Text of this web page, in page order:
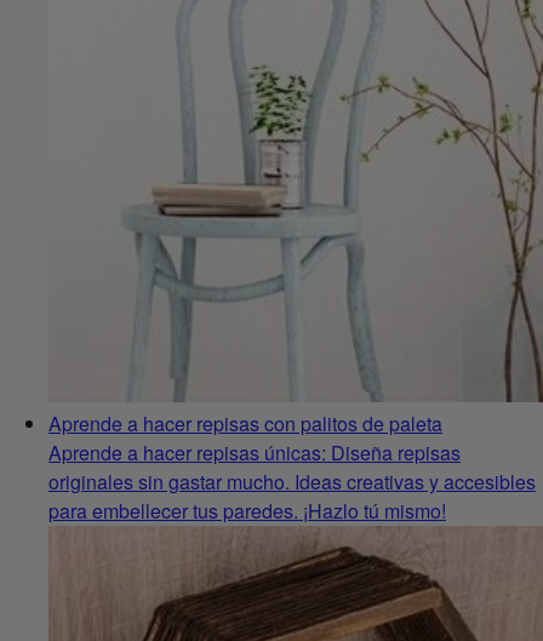
Aprende a hacer repisas con palitos de paleta
Aprende a hacer repisas únicas: Diseña repisas
originales sin gastar mucho. Ideas creativas y accesibles
para embellecer tus paredes. ¡Hazlo tú mismo!